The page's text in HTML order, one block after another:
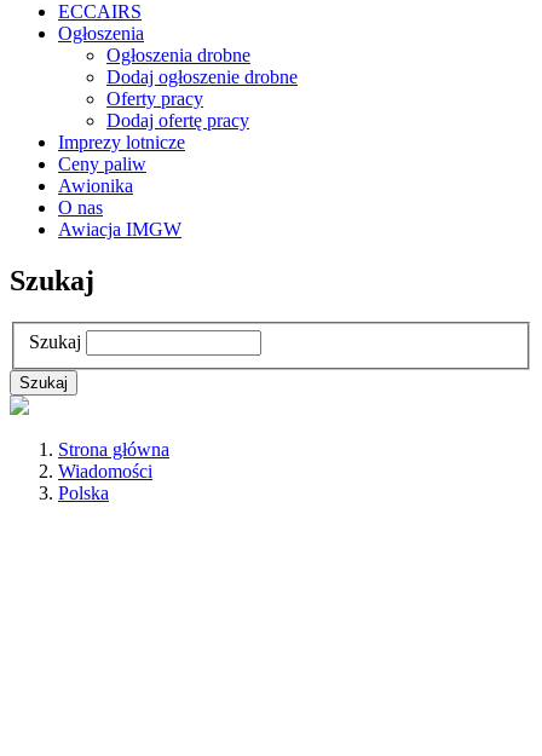
ECCAIRS
Ogłoszenia
Ogłoszenia drobne
Dodaj ogłoszenie drobne
Oferty pracy
Dodaj ofertę pracy
Imprezy lotnicze
Ceny paliw
Awionika
O nas
Awiacja IMGW
Szukaj
Szukaj
Strona główna
Wiadomości
Polska